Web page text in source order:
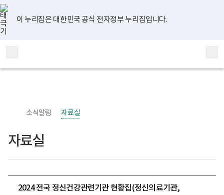
너
비
767px
이
하
이 누리집은 대한민국 공식 전자정부 누리집입니다.
지
검
메
홈
소식알림 자료실
자료실
2024 전국 정신건강관련기관 현황집(정신의료기관,
유
튜
브
페
이
스
북
인
스
타
그
램
블
로
그